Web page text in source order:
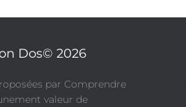
Dos© 2026
par Comprendre
valeur de